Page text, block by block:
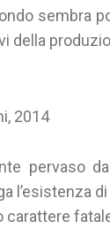
sembra
2014
pervaso
l’esistenza
carattere